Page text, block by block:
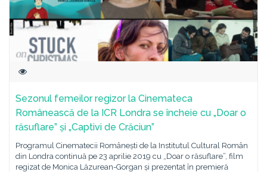
Sezonul femeilor regizor la Cinemateca
Românească de la ICR Londra se încheie cu „Doar o
răsuflare” și „Captivi de Crăciun”
Programul Cinematecii Românești de la Institutul Cultural Român
din Londra continuă pe 23 aprilie 2019 cu „Doar o răsuflare”, film
regizat de Monica Lăzurean-Gorgan și prezentat în premieră